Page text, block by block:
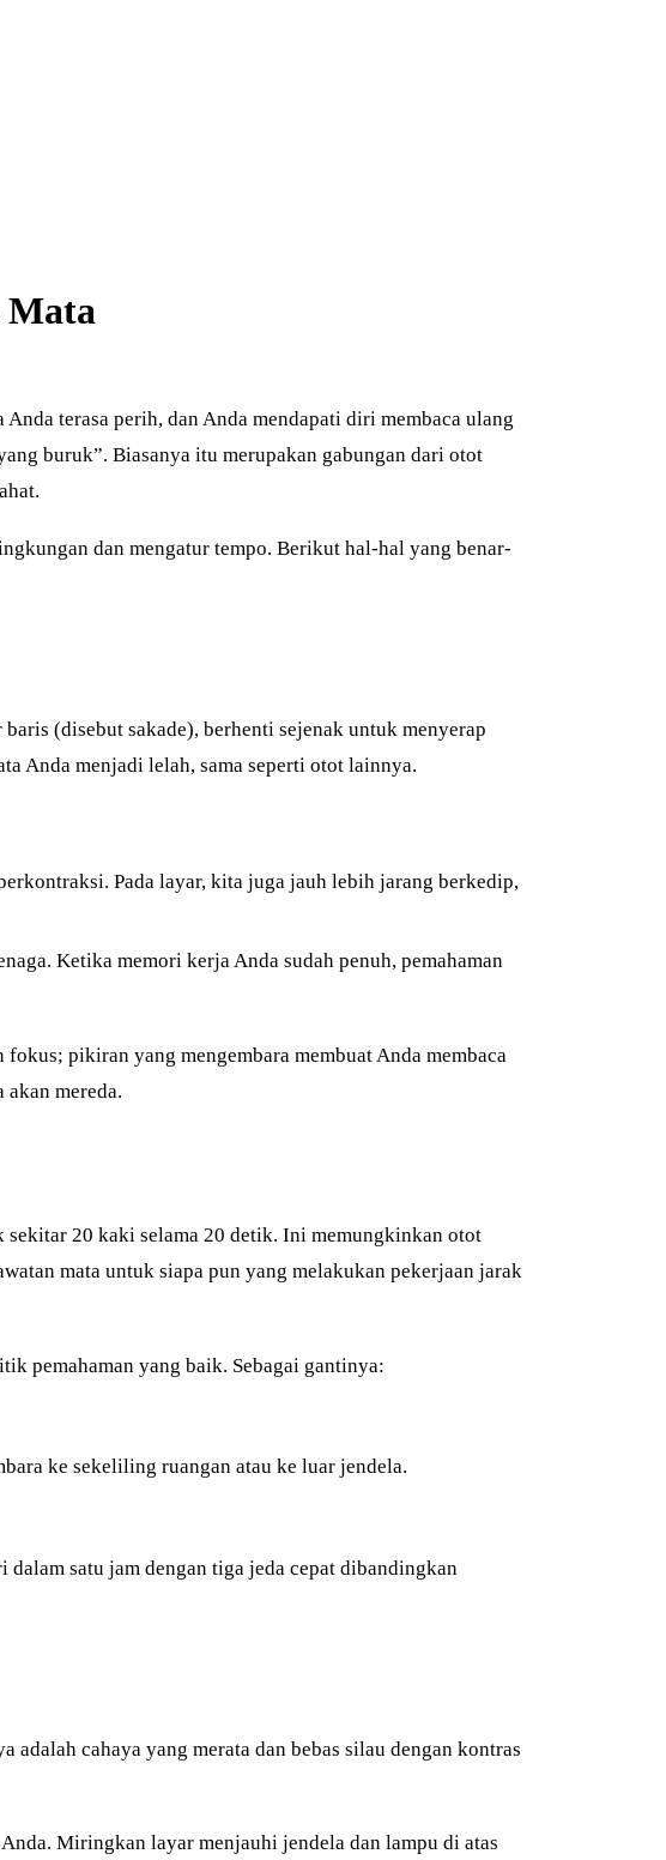
Mata
terasa perih, dan Anda mendapati diri membaca ulang
buruk”. Biasanya itu merupakan gabungan dari otot
dan mengatur tempo. Berikut hal-hal yang benar-
(disebut sakade), berhenti sejenak untuk menyerap
Anda menjadi lelah, sama seperti otot lainnya.
Pada layar, kita juga jauh lebih jarang berkedip,
Ketika memori kerja Anda sudah penuh, pemahaman
pikiran yang mengembara membuat Anda membaca
mereda.
sekitar 20 kaki selama 20 detik. Ini memungkinkan otot
mata untuk siapa pun yang melakukan pekerjaan jarak
pemahaman yang baik. Sebagai gantinya:
ke sekeliling ruangan atau ke luar jendela.
satu jam dengan tiga jeda cepat dibandingkan
adalah cahaya yang merata dan bebas silau dengan kontras
Miringkan layar menjauhi jendela dan lampu di atas